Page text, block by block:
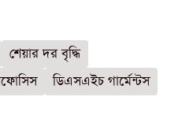
শেয়ার দর বৃদ্ধি
ডিএসএইচ গার্মেন্টস